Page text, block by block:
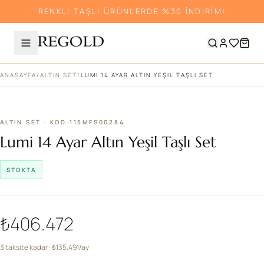
RENKLİ TAŞLI ÜRÜNLERDE %30 İNDİRİM!
ANASAYFA/ ALTIN SET/ LUMI 14 AYAR ALTIN YEŞIL TAŞLI SET
ALTIN SET · KOD 115MFS00284
Lumi 14 Ayar Altın Yeşil Taşlı Set
STOKTA
₺406.472
3 taksite kadar · ₺135.491/ay